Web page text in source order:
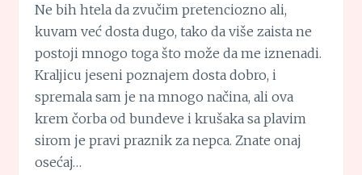
Ne bih htela da zvučim pretenciozno ali,
kuvam već dosta dugo, tako da više zaista ne
postoji mnogo toga što može da me iznenadi.
Kraljicu jeseni poznajem dosta dobro, i
spremala sam je na mnogo načina, ali ova
krem čorba od bundeve i krušaka sa plavim
sirom je pravi praznik za nepca. Znate onaj
osećaj…